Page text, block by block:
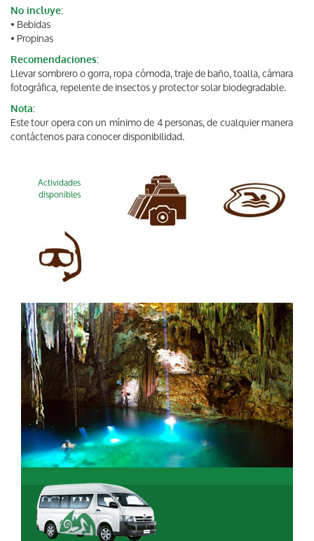
No incluye:
• Bebidas
• Propinas
Recomendaciones:
Llevar sombrero o gorra, ropa cómoda, traje de baño, toalla, cámara
fotográfica, repelente de insectos y protector solar biodegradable.
Nota:
Este tour opera con un mínimo de 4 personas, de cualquier manera
contáctenos para conocer disponibilidad.
Actividades
disponibles